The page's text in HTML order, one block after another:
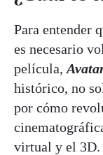
Para entender
es necesario
película,
histórico, no
por cómo
virtual y el 3D.